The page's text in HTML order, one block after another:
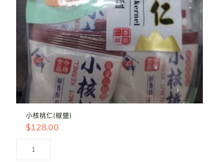
小核桃仁(椒鹽)
$128.00